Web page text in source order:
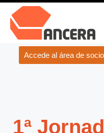
Accede al área de
1ª